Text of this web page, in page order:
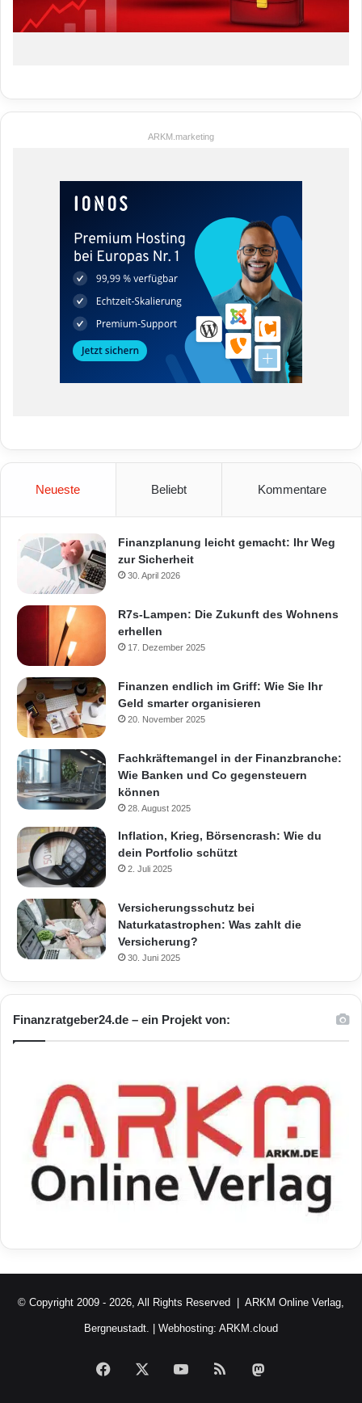
ARKM.marketing
Neueste Beliebt Kommentare
Finanzplanung leicht gemacht: Ihr Weg
zur Sicherheit
30. April 2026
R7s-Lampen: Die Zukunft des Wohnens
erhellen
17. Dezember 2025
Finanzen endlich im Griff: Wie Sie Ihr
Geld smarter organisieren
20. November 2025
Fachkräftemangel in der Finanzbranche:
Wie Banken und Co gegensteuern
können
28. August 2025
Inflation, Krieg, Börsencrash: Wie du
dein Portfolio schützt
2. Juli 2025
Versicherungsschutz bei
Naturkatastrophen: Was zahlt die
Versicherung?
30. Juni 2025
Finanzratgeber24.de – ein Projekt von:
© Copyright 2009 - 2026, All Rights Reserved | ARKM Online Verlag,
Bergneustadt. | Webhosting: ARKM.cloud
Facebook YouTubeRSS